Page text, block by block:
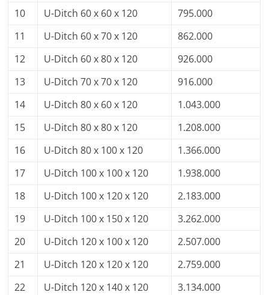
10 U-Ditch 60 x 60 x 120
795.000
11
U-Ditch 60 x 70 x 120
862.000
12
U-Ditch 60 x 80 x 120
926.000
13
U-Ditch 70 x 70 x 120
916.000
14
U-Ditch 80 x 60 x 120
1.043.000
15
U-Ditch 80 x 80 x 120
1.208.000
16
U-Ditch 80 x 100 x 120
1.366.000
17
U-Ditch 100 x 100 x 120
1.938.000
18
U-Ditch 100 x 120 x 120
2.183.000
19
U-Ditch 100 x 150 x 120
3.262.000
20
U-Ditch 120 x 100 x 120
2.507.000
21
U-Ditch 120 x 120 x 120
2.759.000
22
U-Ditch 120 x 140 x 120
3.134.000